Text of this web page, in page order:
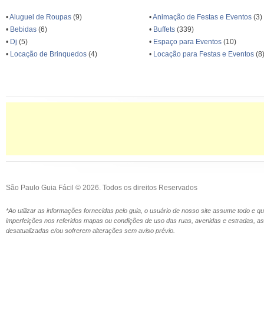
•Aluguel de Roupas (9) •Animação de Festas e Eventos (3)
• Bebidas (6) • Buffets (339)
• Dj (5) • Espaço para Eventos (10)
• Locação de Brinquedos (4) • Locação para Festas e Eventos (8)
São Paulo Guia Fácil © 2026. Todos os direitos Reservados
*Ao utilizar as informações fornecidas pelo guia, o usuário de nosso site assume todo e
imperfeições nos referidos mapas ou condições de uso das ruas, avenidas e estradas,
desatualizadas e/ou sofrerem alterações sem aviso prévio.